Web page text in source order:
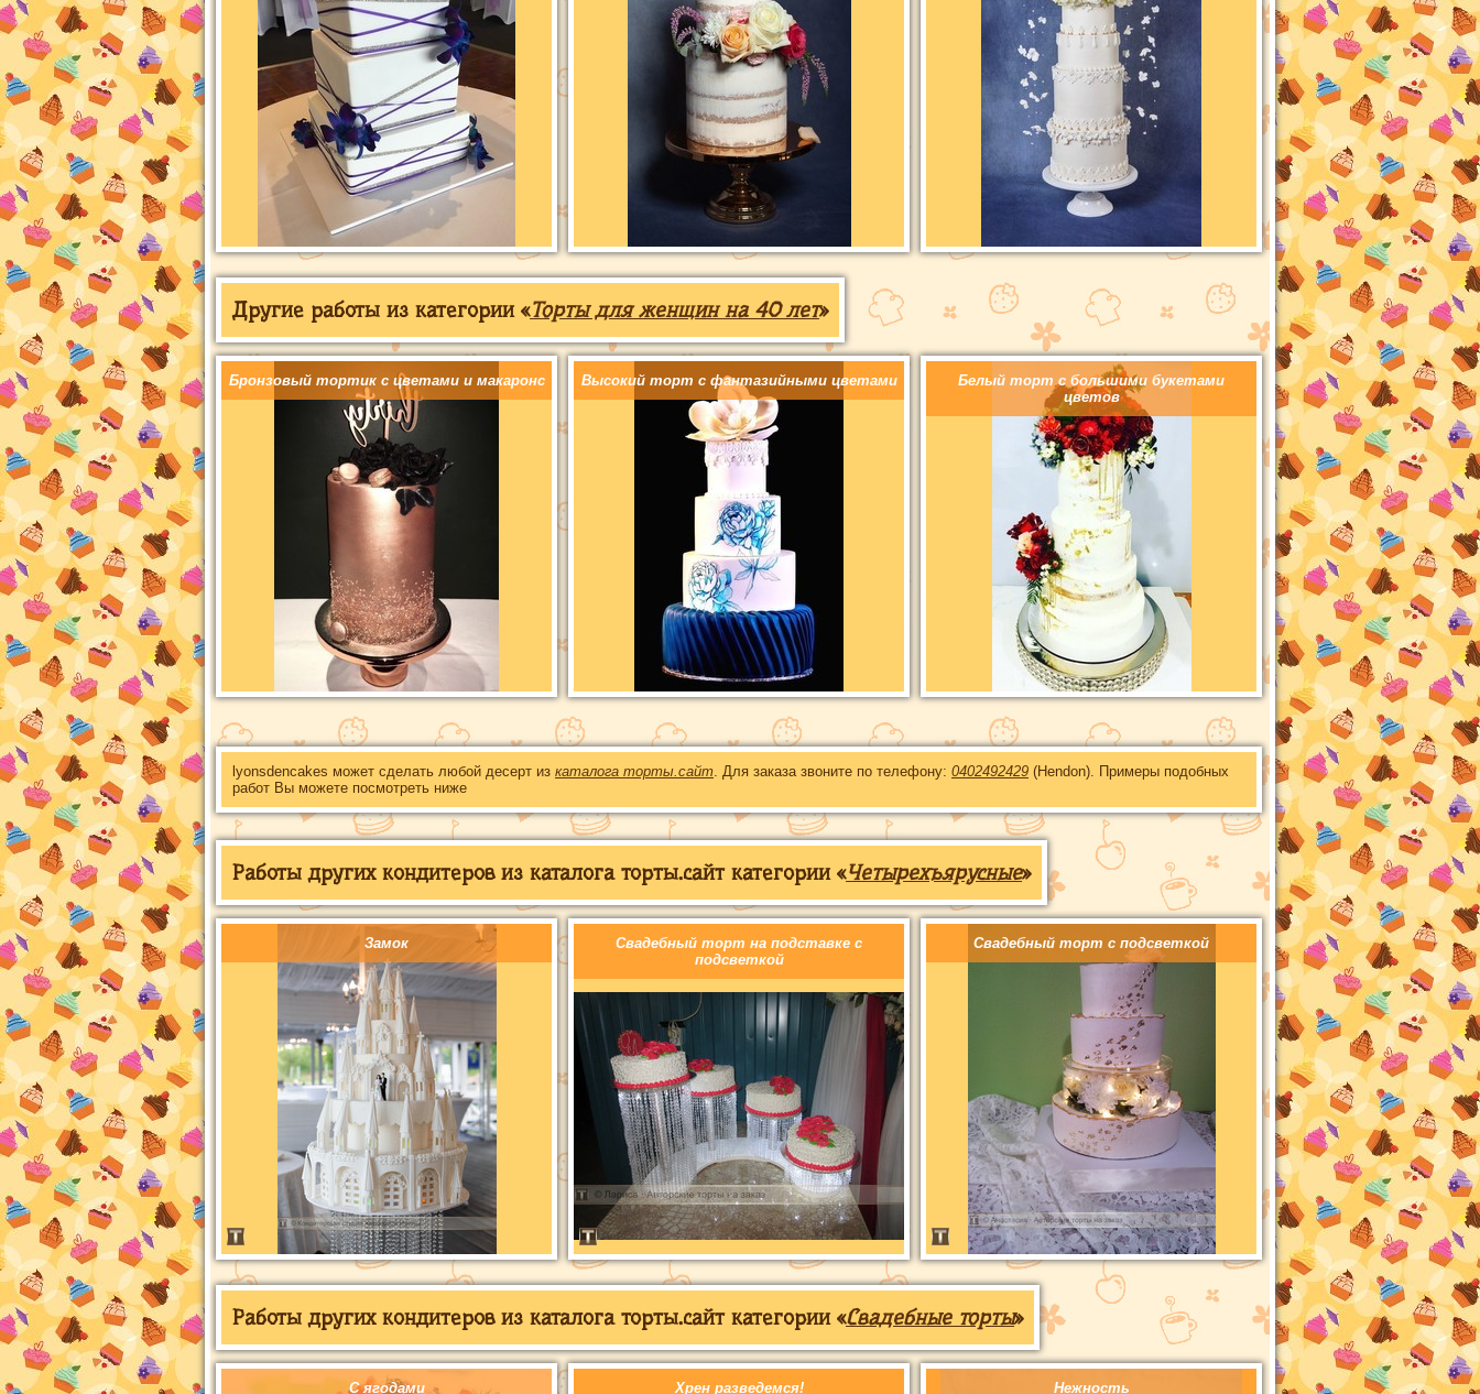
Другие работы из категории «Торты для женщин на 40 лет»
Бронзовый тортик с цветами и макаронс Высокий торт с фантазийными цветами
Белый торт с большими букетами
цветов
lyonsdencakes может сделать любой десерт из каталога торты.сайт. Для заказа звоните по телефону: 0402492429 (Hendon). Примеры подобных
работ Вы можете посмотреть ниже
Работы других кондитеров из каталога торты.сайт категории «Четырехъярусные»
Замок
Свадебный торт на подставке с
подсветкой
Свадебный торт с подсветкой
Работы других кондитеров из каталога торты.сайт категории «Свадебные торты»
С ягодами Хрен разведемся! Нежность